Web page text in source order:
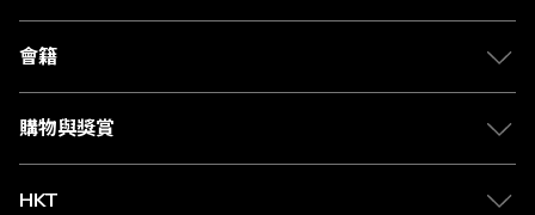
關於 The Club
合作夥伴
媒體中心
會籍
會籍及專屬禮遇
賺取積分
購物與獎賞
物流與配送
Club Shopping 商品領取站
HKT